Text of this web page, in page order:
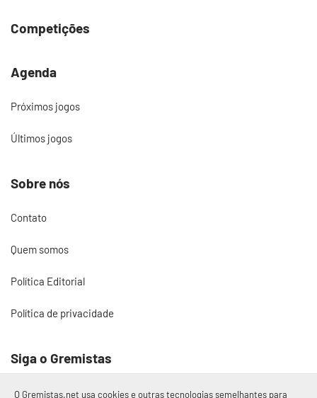
Competições
Agenda
Próximos jogos
Últimos jogos
Sobre nós
Contato
Quem somos
Política Editorial
Política de privacidade
Siga o Gremistas
O Gremistas.net usa cookies e outras tecnologias semelhantes para